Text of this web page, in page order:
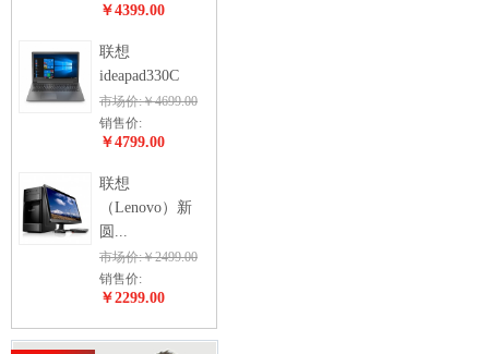
￥4399.00
联想
ideapad330C
市场价:￥4699.00
销售价:
￥4799.00
联想
（Lenovo）新
圆...
市场价:￥2499.00
销售价:
￥2299.00